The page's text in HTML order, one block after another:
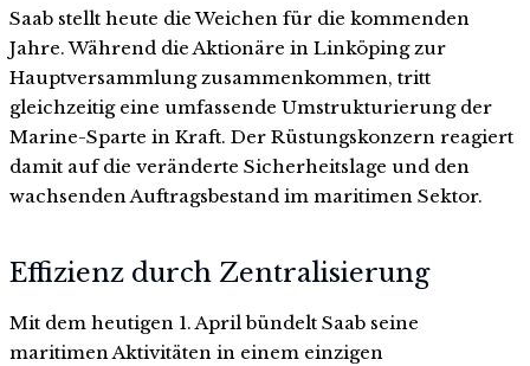
Saab stellt heute die Weichen für die kommenden
Jahre. Während die Aktionäre in Linköping zur
Hauptversammlung zusammenkommen, tritt
gleichzeitig eine umfassende Umstrukturierung der
Marine-Sparte in Kraft. Der Rüstungskonzern reagiert
damit auf die veränderte Sicherheitslage und den
wachsenden Auftragsbestand im maritimen Sektor.
Effizienz durch Zentralisierung
Mit dem heutigen 1. April bündelt Saab seine
maritimen Aktivitäten in einem einzigen